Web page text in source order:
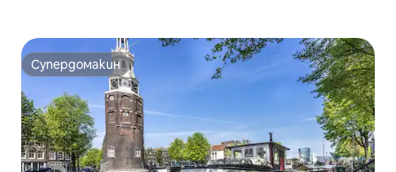
Супердомакин
Супердомакин